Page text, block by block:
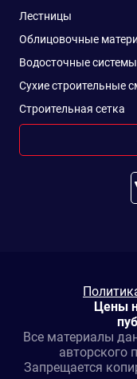
Лестницы
Облицовочные
Водосточные системы
Сухие строительные
Строительная сетка
Цены
Все материалы
авторского
Запрещается